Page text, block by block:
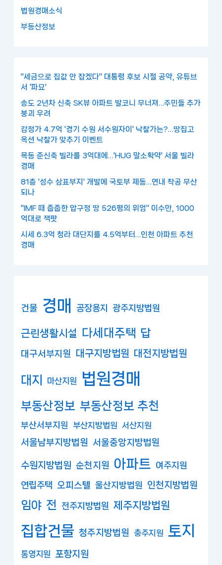
법원경매소식
부동산정보
"세금으로 집값 안 잡겠다" 대통령 후보 시절 공약, 유튜브
서 '파묘'
송도 2년차 신축 SK뷰 아파트 발코니 무너져…주민들 추가
붕괴 우려
감정가 4.7억 '경기 수원 서수원자이' 낙찰가는?…땅집고
옥션 낙찰가 맞추기 이벤트
목동 준신축 빌라를 3억대에…'HUG 말소확약' 서울 빌라
경매
81층 '성수 삼표부지' 개발에 국토부 제동…연내 착공 무산
되나
"IMF 때 줍줍한 압구정 땅 526평의 위엄" 이수만, 1000
억대로 잭팟
시세 6.3억 청라 대단지를 4.5억부터…인천 아파트 추천
경매
건물 경매 공장용지 광주지방법원
근린생활시설 다세대주택 답
대구서부지원 대구지방법원 대전지방법원
대지 마산지원 법원경매
부동산정보 부동산정보 추천
부산서부지원 부산지방법원 서산지원
서울남부지방법원 서울중앙지방법원
수원지방법원 순천지원 아파트 여주지원
연립주택 오피스텔 울산지방법원 인천지방법원
임야 전 전주지방법원 제주지방법원
집합건물 청주지방법원 충주지원 토지
통영지원 포항지원